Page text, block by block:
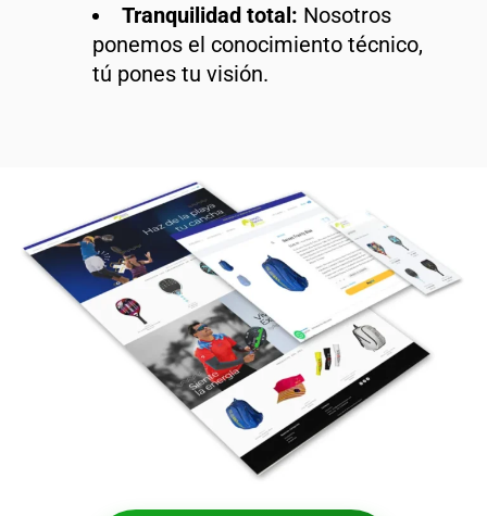
Tranquilidad total: Nosotros
ponemos el conocimiento técnico,
tú pones tu visión.